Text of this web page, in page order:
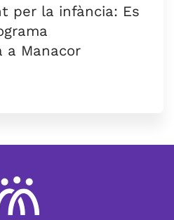
per la infància: Es
a Manacor